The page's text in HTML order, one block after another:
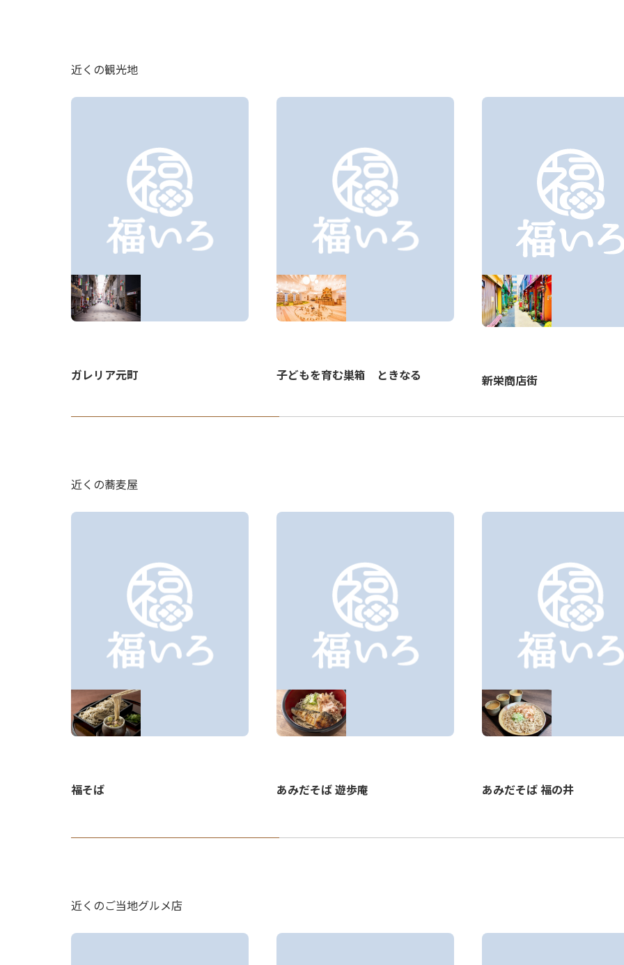
近くの観光地
ガレリア元町 子どもを育む巣箱 ときなる 新栄商店街
近くの蕎麦屋
福そば あみだそば 遊歩庵 あみだそば 福の井
近くのご当地グルメ店